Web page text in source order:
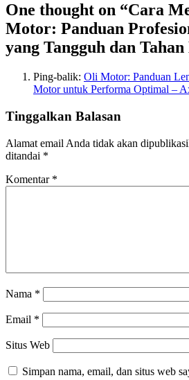
One thought on “Cara
Motor: Panduan
yang Tangguh dan
Ping-balik: Oli Motor: Panduan
Motor untuk Performa Optimal –
Tinggalkan Balasan
Alamat email Anda tidak akan
ditandai *
Komentar *
Nama *
Email *
Situs Web
Simpan nama, email, dan situs web